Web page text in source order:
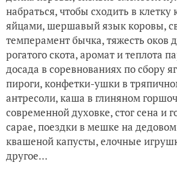
набраться, чтобы сходить в клетку
яйцами, шершавый язык коровы,
темперамент бычка, тяжесть оков
рогатого скота, аромат и теплота
досада в соревнованиях по сбору
пироги, конфетки-ушки в
антресоли, каша в глиняном
современной духовке, стог сена и
сарае, поездки в мешке на
квашеной капусты, елочные
другое…